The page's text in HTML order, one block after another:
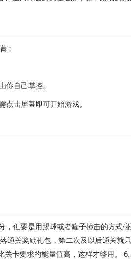
；
你自己掌控。
击屏幕即可开始游戏。
但要是用踢球或者罐子撞击的方式
关奖励礼包，第二次及以后通关就
卡要求的能量值高，这样才够用。